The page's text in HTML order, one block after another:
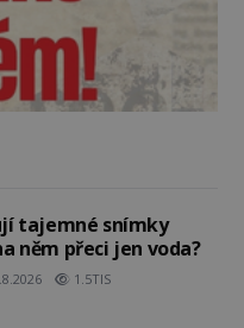
tajemné snímky
něm přeci jen voda?
1.5TIS